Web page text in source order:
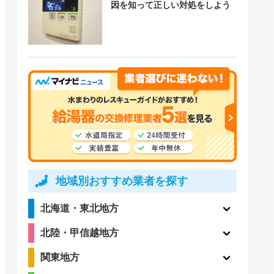
因を知って正しい対処をしよう
地域別おすすめ業者を探す
北海道・東北地方
北陸・甲信越地方
関東地方